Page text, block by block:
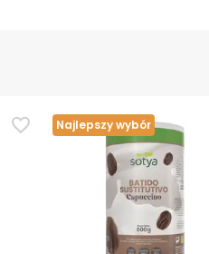
Najlepszy wybór